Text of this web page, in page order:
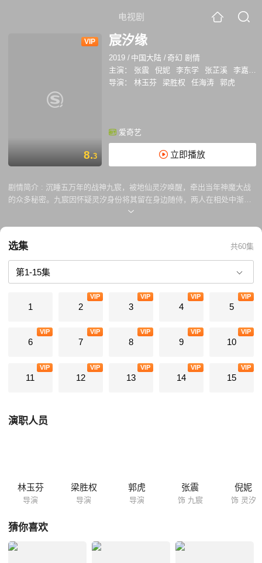
电视剧
VIP
8.3
宸汐缘
2019 / 中国大陆 / 奇幻 剧情
主演：
张震 倪妮 李东学 张芷溪 李嘉铭
导演：
林玉芬 梁胜权 任海涛 郭虎
爱奇艺
立即播放
剧情简介 : 沉睡五万年的战神九宸，被地仙灵汐唤醒，牵出当年神魔大战
的众多秘密。九宸因怀疑灵汐身份将其留在身边随侍，两人在相处中渐生
情愫。灵汐被发现身怀魔气，可以解开魔君封印，两人感情从此命运多
时，山灵界内的幽冥之门开启，魔族入侵，生灵涂炭。危难之时，九宸纵
身跳入缚灵渊中以身镇魔……
选集 共60集
1 2
VIP
3
VIP
4
VIP
5
VIP
6
VIP
7
VIP
8
VIP
9
VIP
10
VIP
11
VIP
12
VIP
13
VIP
14
VIP
15
VIP
演职人员
林玉芬
导演
梁胜权
导演
郭虎
导演
张震
饰 九宸
倪妮
饰 灵汐
猜你喜欢